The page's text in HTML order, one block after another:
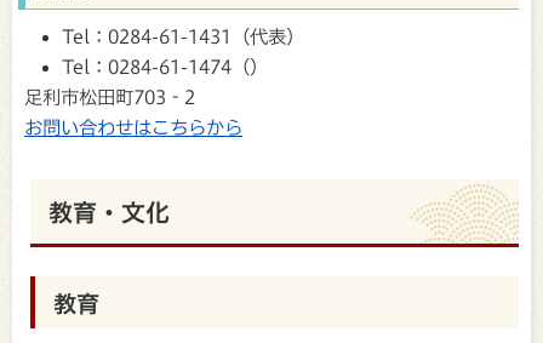
Tel：0284-61-1431（代表）
Tel：0284-61-1474（）
足利市松田町703‐2
お問い合わせはこちらから
教育・文化
教育